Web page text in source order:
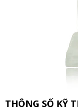
THÔNG SỐ KỸ